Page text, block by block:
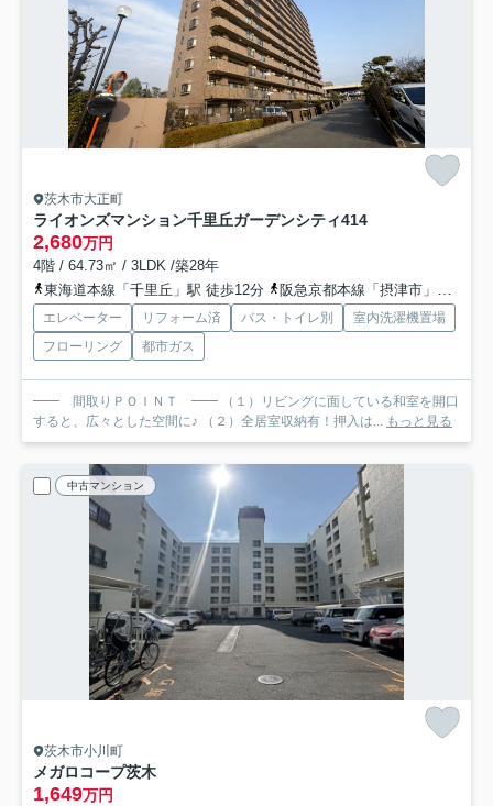
茨木市大正町
ライオンズマンション千里丘ガーデンシティ414
2,680万円
4階 / 64.73㎡ / 3LDK /築28年
東海道本線「千里丘」駅 徒歩12分
阪急京都本線「摂津市」駅 徒歩14分
エレベーター リフォーム済 バス・トイレ別
室内洗濯機置場
フローリング
都市ガス
━━ 間取りＰＯＩＮＴ ━━ （１）リビングに面している和室を開口
すると、広々とした空間に♪ （２）全居室収納有！押入は... もっと見る
中古マンション
茨木市小川町
メガロコープ茨木
1,649万円